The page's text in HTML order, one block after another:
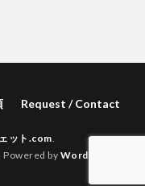
Request / Contact
ット.com.
Powered byWordPress